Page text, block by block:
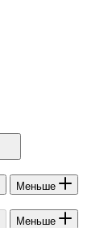
Меньше
Меньше